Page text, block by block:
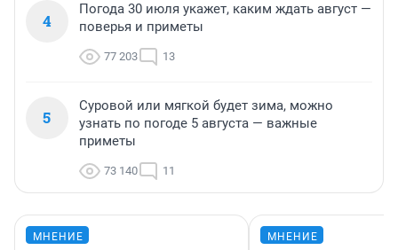
4
Погода 30 июля укажет, каким ждать август —
поверья и приметы
77 203 13
5
Суровой или мягкой будет зима, можно
узнать по погоде 5 августа — важные
приметы
73 140 11
МНЕНИЕ МНЕНИЕ